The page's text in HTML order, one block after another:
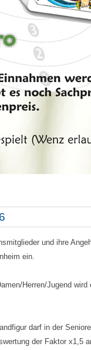
und ihre
ein.
Herren/Jugend
darf in der
der Faktor x1,5